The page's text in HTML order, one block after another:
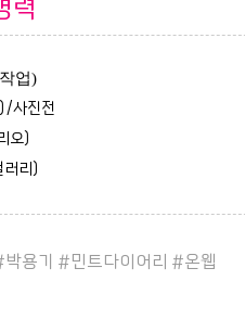
력
업)
사진전
오)
러리)
용기 #민트다이어리 #온웹